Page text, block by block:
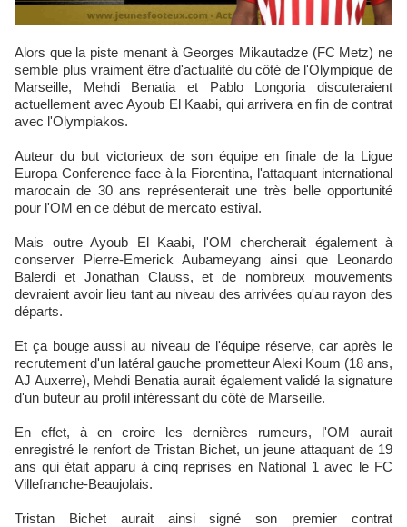
Alors que la piste menant à Georges Mikautadze (FC Metz) ne
semble plus vraiment être d'actualité du côté de l'Olympique de
Marseille, Mehdi Benatia et Pablo Longoria discuteraient
actuellement avec Ayoub El Kaabi, qui arrivera en fin de contrat
avec l'Olympiakos.
Auteur du but victorieux de son équipe en finale de la Ligue
Europa Conference face à la Fiorentina, l'attaquant international
marocain de 30 ans représenterait une très belle opportunité
pour l'OM en ce début de mercato estival.
Mais outre Ayoub El Kaabi, l'OM chercherait également à
conserver Pierre-Emerick Aubameyang ainsi que Leonardo
Balerdi et Jonathan Clauss, et de nombreux mouvements
devraient avoir lieu tant au niveau des arrivées qu'au rayon des
départs.
Et ça bouge aussi au niveau de l'équipe réserve, car après le
recrutement d'un latéral gauche prometteur Alexi Koum (18 ans,
AJ Auxerre), Mehdi Benatia aurait également validé la signature
d'un buteur au profil intéressant du côté de Marseille.
En effet, à en croire les dernières rumeurs, l'OM aurait
enregistré le renfort de Tristan Bichet, un jeune attaquant de 19
ans qui était apparu à cinq reprises en National 1 avec le FC
Villefranche-Beaujolais.
Tristan Bichet aurait ainsi signé son premier contrat